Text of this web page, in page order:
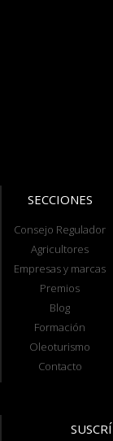
SECCIONES
Consejo Regulador
Agricultores
Empresas y marcas
Premios
Blog
Formación
Oleoturismo
Contacto